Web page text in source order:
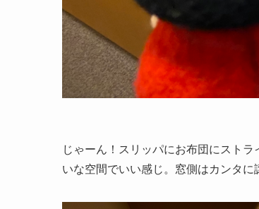
じゃーん！スリッパにお布団にスト
いな空間でいい感じ。窓側はカンタに